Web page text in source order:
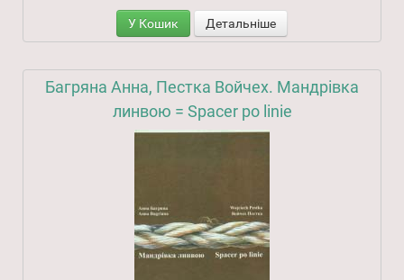
У Кошик Детальніше
Багряна Анна, Пестка Войчех. Мандрівка
линвою = Spacer po linie